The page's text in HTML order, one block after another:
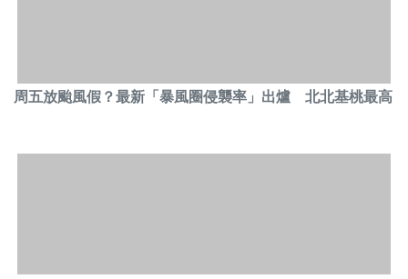
周五放颱風假？最新「暴風圈侵襲率」出爐 北北基桃最高